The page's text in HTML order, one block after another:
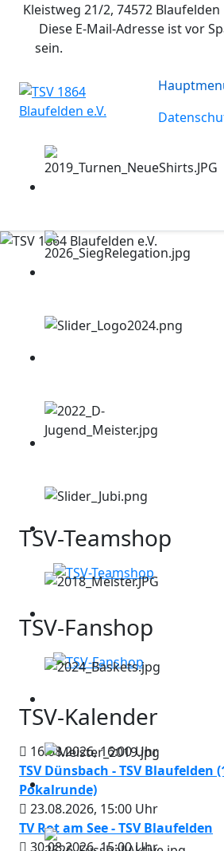
Kleistweg 21/2, 74572 Blaufelden
Diese E-Mail-Adresse ist vor
sein.
TSV-Teamshop
TSV-Fanshop
TSV-Kalender
16.08.2026,16:00Uhr
TSV Dünsbach - TSV Blaufelden
Pokalrunde)
23.08.2026, 15:00 Uhr
TV Rot am See - TSV Blaufelden
30.08.2026,15:00Uhr